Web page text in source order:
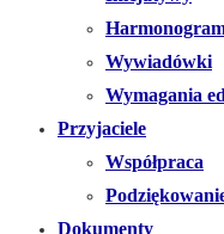
Wywiadówki
Wymagania
Przyjaciele
Współpraca
Dokumenty